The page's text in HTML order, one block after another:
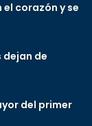
corazón y se
dejan de
del primer